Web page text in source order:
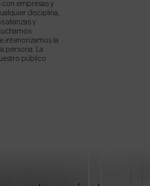
empresas y
disciplina,
alianzas y
interiorizamos la
persona. La
público